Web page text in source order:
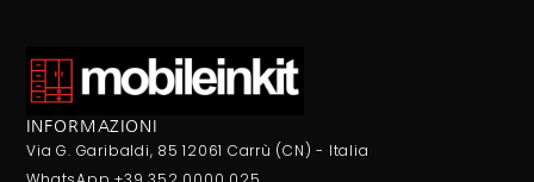
INFORMAZIONI
Via G. Garibaldi, 85 12061 Carrù (CN) - Italia